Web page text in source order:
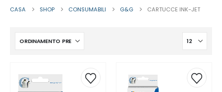
CASA SHOP CONSUMABILI G&G CARTUCCE INK-JET